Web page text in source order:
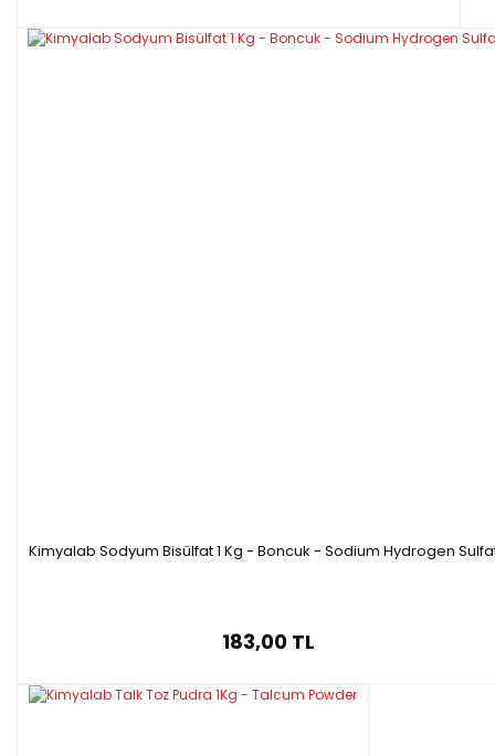
Kimyalab Sodyum Bisülfat 1 Kg - Boncuk - Sodium Hydrogen
183,00 TL